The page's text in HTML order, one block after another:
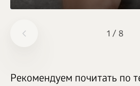
1 / 8
Рекомендуем почитать по